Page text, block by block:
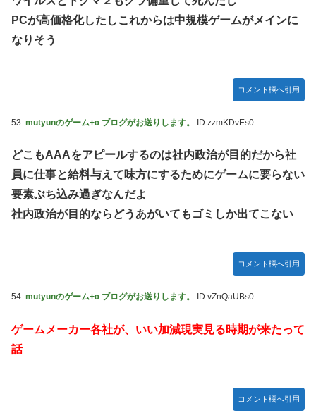
PCが高価格化したしこれからは中規模ゲームがメインに
なりそう
コメント欄へ引用
53: mutyunのゲーム+α ブログがお送りします。 ID:zzmKDvEs0
どこもAAAをアピールするのは社内政治が目的だから社
員に仕事と給料与えて味方にするためにゲームに要らない
要素ぶち込み過ぎなんだよ
社内政治が目的ならどうあがいてもゴミしか出てこない
コメント欄へ引用
54: mutyunのゲーム+α ブログがお送りします。 ID:vZnQaUBs0
ゲームメーカー各社が、いい加減現実見る時期が来たって
話
コメント欄へ引用